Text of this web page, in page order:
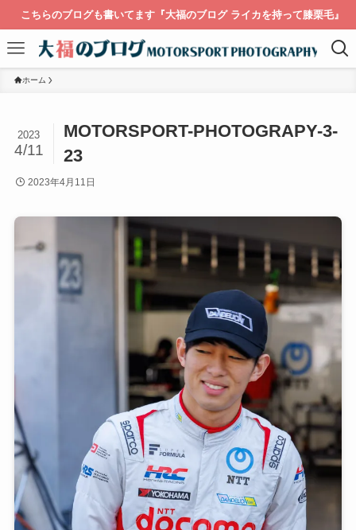
こちらのブログも書いてます『大福のブログ ライカを持って膝栗毛』
ホーム
MOTORSPORT-PHOTOGRAPY-3-
23
2023
4/11
2023年4月11日